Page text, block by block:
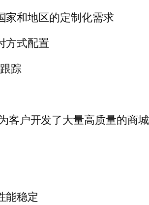
家和地区的定制化需求
方式配置
踪
客户开发了大量高质量的商
能稳定